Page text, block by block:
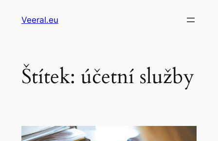
Veeral.eu
Štítek: účetní služby